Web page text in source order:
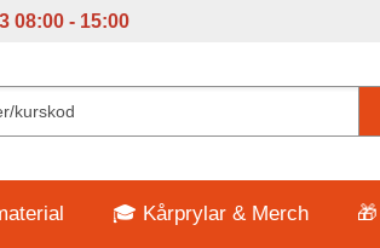
08:00 - 15:00
🎓 Kårprylar & Merch